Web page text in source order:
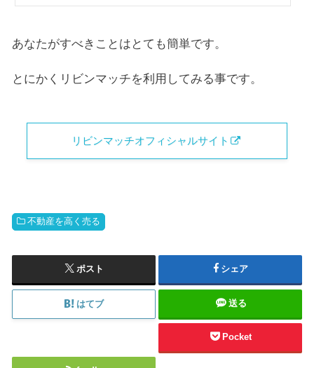
あなたがすべきことはとても簡単です。
とにかくリビンマッチを利用してみる事です。
リビンマッチオフィシャルサイト
不動産を高く売る
ポスト シェア
はてブ 送る
Pocket